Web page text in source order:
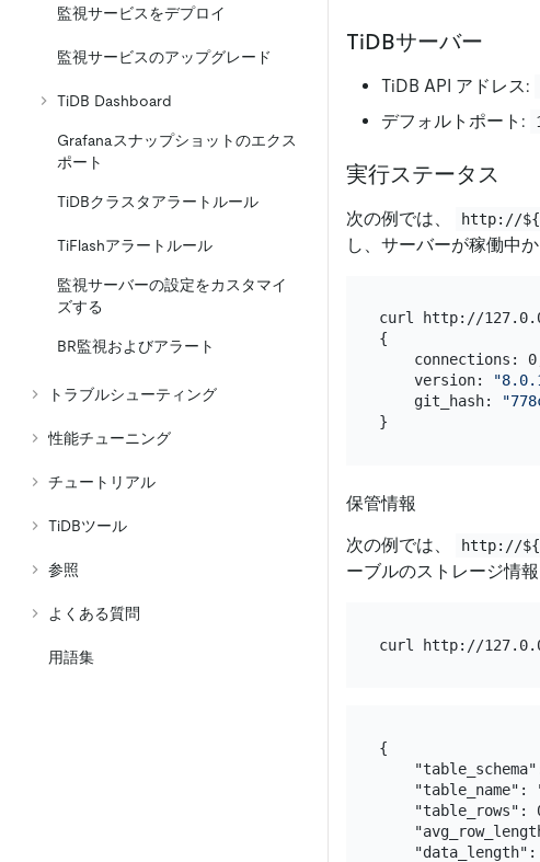
監視サービスをデプロイ
監視サービスのアップグレード
TiDB Dashboard
Grafanaスナップショットのエクス
ポート
TiDBクラスタアラートルール
TiFlashアラートルール
監視サーバーの設定をカスタマイ
ズする
BR監視およびアラート
トラブルシューティング
性能チューニング
チュートリアル
TiDBツール
参照
よくある質問
用語集
TiDBサーバー
TiDB API アドレス:
デフォルトポート:
実行ステータス
次の例では、 http://
し、サーバーが稼働中
curl http://
{
connections:
    version:
    git_hash:
保管情報
次の例では、
http://
ーブルのストレージ情
{
"table_name":
"table_rows":
"data_length":